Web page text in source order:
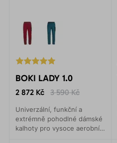
BOKI LADY 1.0
2 872 Kč 3 590 Kč
Univerzální, funkční a
extrémně pohodlné dámské
kalhoty pro vysoce aerobní